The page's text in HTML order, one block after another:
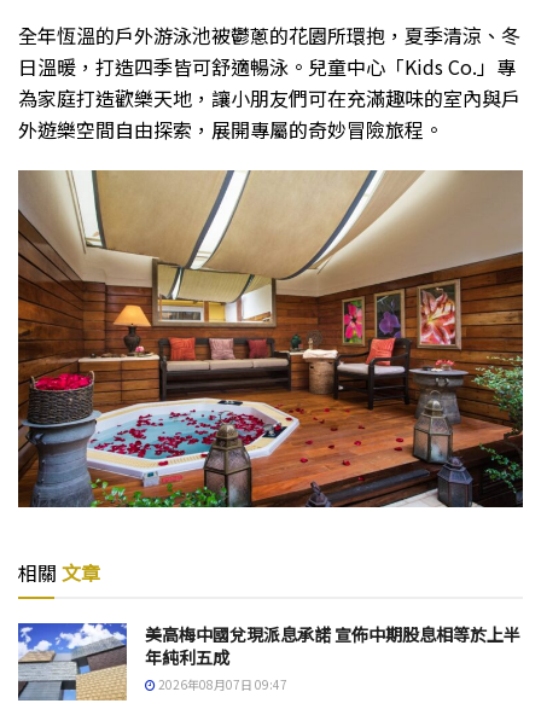
全年恆溫的戶外游泳池被鬱蔥的花園所環抱，夏季清涼、冬
日溫暖，打造四季皆可舒適暢泳。兒童中心「Kids Co.」專
為家庭打造歡樂天地，讓小朋友們可在充滿趣味的室內與戶
外遊樂空間自由探索，展開專屬的奇妙冒險旅程。
相關 文章
美高梅中國兌現派息承諾 宣佈中期股息相等於上半
年純利五成
2026年08月07日 09:47